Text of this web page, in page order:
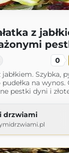
z
0
Szybka,
pudełka na
pestki dyni i
drzwiami